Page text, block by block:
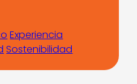
Experiencia
Sostenibilidad